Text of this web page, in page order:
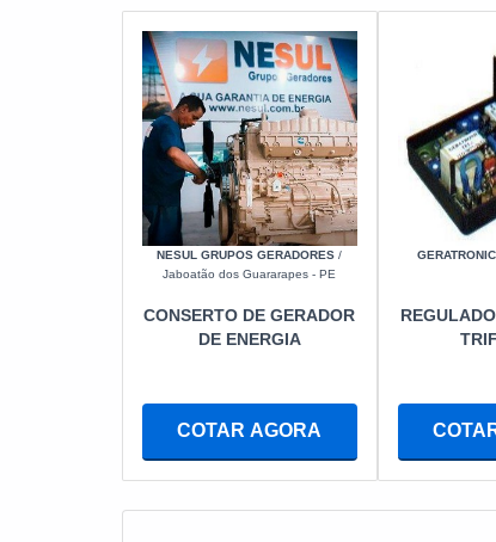
NESUL GRUPOS GERADORES /
Jaboatão dos Guararapes - PE
CONSERTO DE GERADOR
DE ENERGIA
COTAR AGORA
GERATRONIC